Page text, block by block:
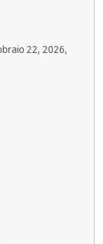
22, 2026,